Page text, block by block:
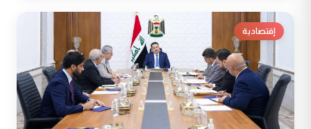
إقتصادية